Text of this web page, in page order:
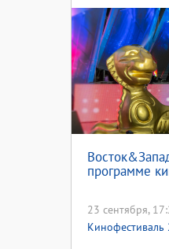
программе
23 сентября,
Кинофестиваль